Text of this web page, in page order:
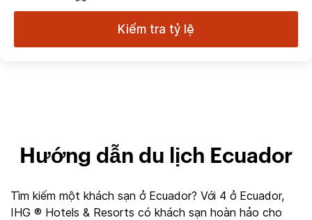
Kiểm tra tỷ lệ
Hướng dẫn du lịch Ecuador
Tìm kiếm một khách sạn ở Ecuador? Với 4 ở Ecuador,
IHG ® Hotels & Resorts có khách sạn hoàn hảo cho